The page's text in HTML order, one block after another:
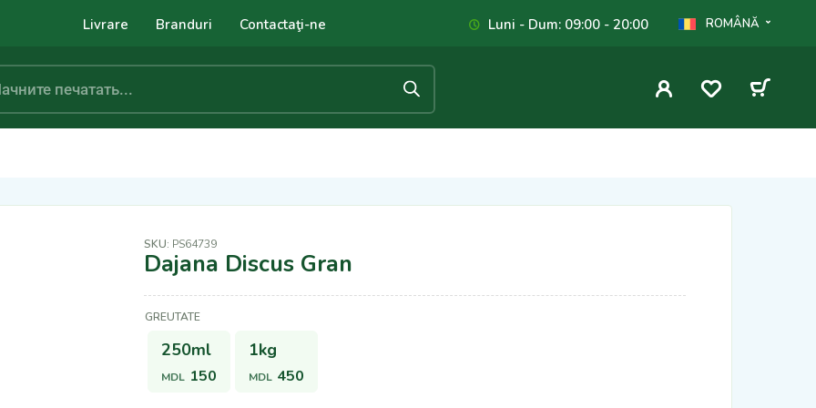
Livrare Branduri Contactaţi-ne Luni - Dum: 09:00 - 20:00 ROMÂNĂ
SKU: PS64739
Dajana Discus Gran
GREUTATE
250ml
MDL 150
1kg
MDL 450